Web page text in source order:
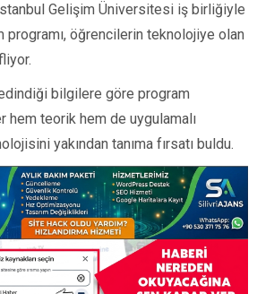
Gelişim Üniversitesi iş birliğiyle
öğrencilerin teknolojiye olan
bilgilere göre program
hem teorik hem de uygulamalı
yakından tanıma fırsatı buldu.